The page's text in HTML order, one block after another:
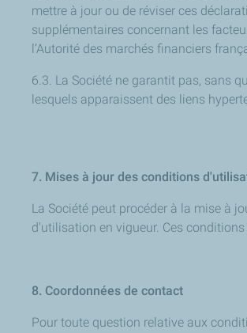
mettre à jour ou de réviser ces
supplémentaires concernant les
l’Autorité des marchés financiers
6.3. La Société ne garantit pas, sans
lesquels apparaissent des liens
7. Mises à jour des conditions
La Société peut procéder à la mise à
d'utilisation en vigueur. Ces
8. Coordonnées de contact
Pour toute question relative aux